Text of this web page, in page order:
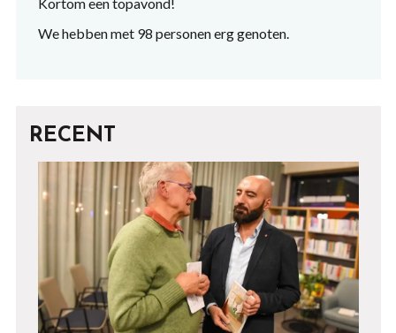
Kortom een topavond!
We hebben met 98 personen erg genoten.
RECENT